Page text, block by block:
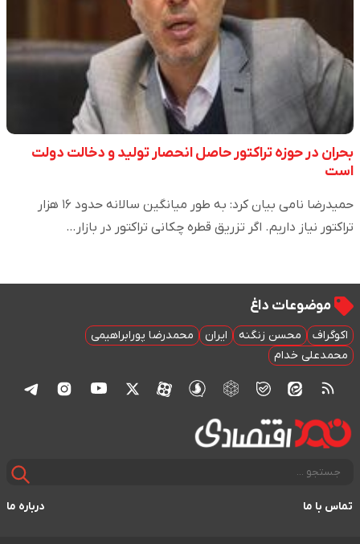
بحران در حوزه تراکتور حاصل انحصار تولید و دخالت دولت
است
حمیدرضا نامی بیان کرد: به طور میانگین سالانه حدود ۱۶ هزار
تراکتور نیاز داریم. اگر تزریق قطره چکانی تراکتور در بازار…
موضوعات داغ
اکوگراف محسن زنگنه ایران
محمدرضا پورابراهیمی
محمدعلی خدام
تماس با ما درباره ما